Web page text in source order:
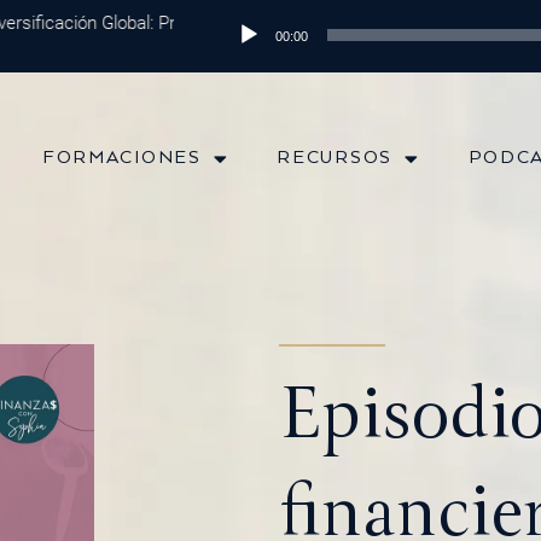
Global: Protege tu Dinero y Maximiza tus Inversiones
Reproductor
00:00
FORMACIONES RECURSOS